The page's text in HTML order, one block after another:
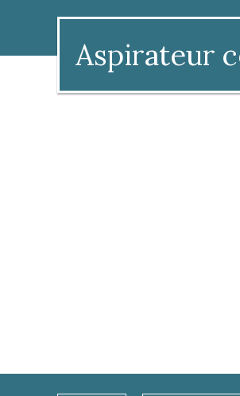
Aspirateur